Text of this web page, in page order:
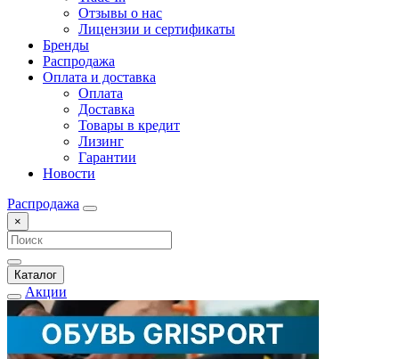
Отзывы о нас
Лицензии и сертификаты
Бренды
Распродажа
Оплата и доставка
Оплата
Доставка
Товары в кредит
Лизинг
Гарантии
Новости
Распродажа
×
Каталог
Акции